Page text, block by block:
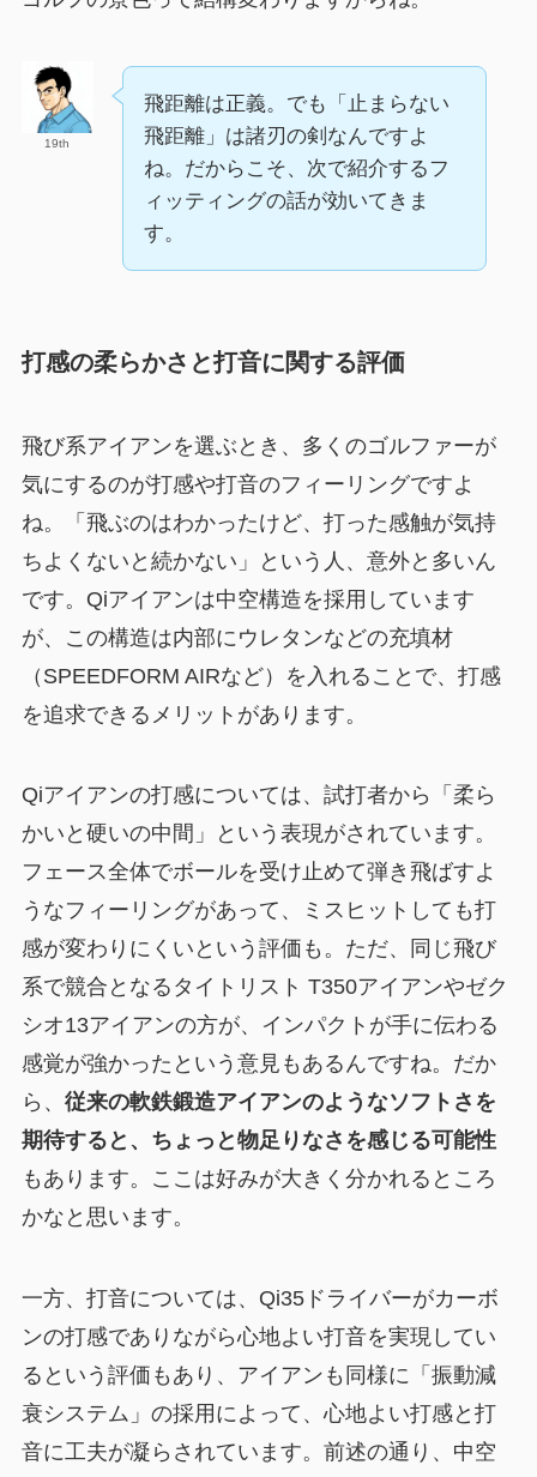
19th
飛距離は正義。でも「止まらない
飛距離」は諸刃の剣なんですよ
ね。だからこそ、次で紹介するフ
ィッティングの話が効いてきま
す。
打感の柔らかさと打音に関する評価
飛び系アイアンを選ぶとき、多くのゴルファーが
気にするのが打感や打音のフィーリングですよ
ね。「飛ぶのはわかったけど、打った感触が気持
ちよくないと続かない」という人、意外と多いん
です。Qiアイアンは中空構造を採用しています
が、この構造は内部にウレタンなどの充填材
（SPEEDFORM AIRなど）を入れることで、打感
を追求できるメリットがあります。
Qiアイアンの打感については、試打者から「柔ら
かいと硬いの中間」という表現がされています。
フェース全体でボールを受け止めて弾き飛ばすよ
うなフィーリングがあって、ミスヒットしても打
感が変わりにくいという評価も。ただ、同じ飛び
系で競合となるタイトリスト T350アイアンやゼク
シオ13アイアンの方が、インパクトが手に伝わる
感覚が強かったという意見もあるんですね。だか
ら、 従来の軟鉄鍛造アイアンのようなソフトさを
期待すると、ちょっと物足りなさを感じる可能性
もあります。ここは好みが大きく分かれるところ
かなと思います。
一方、打音については、Qi35ドライバーがカーボ
ンの打感でありながら心地よい打音を実現してい
るという評価もあり、アイアンも同様に「振動減
衰システム」の採用によって、心地よい打感と打
音に工夫が凝らされています。前述の通り、中空